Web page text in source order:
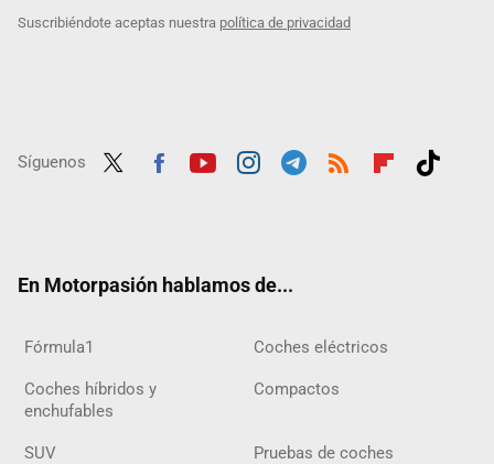
Suscribiéndote aceptas nuestra política de privacidad
Síguenos
En Motorpasión hablamos de...
Fórmula1 Coches eléctricos
Coches híbridos y
enchufables
Compactos
SUV Pruebas de coches